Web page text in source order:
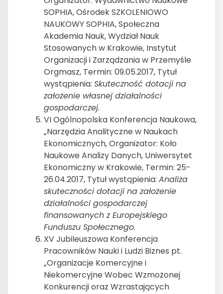
SOPHIA, Ośrodek SZKOLENIOWO
NAUKOWY SOPHIA, Społeczna
Akademia Nauk, Wydział Nauk
Stosowanych w Krakowie, Instytut
Organizacji i Zarządzania w Przemyśle
Orgmasz, Termin: 09.05.2017, Tytuł
wystąpienia: Skuteczność dotacji na
założenie własnej działalności
gospodarczej.
VI Ogólnopolska Konferencja Naukowa,
„Narzędzia Analityczne w Naukach
Ekonomicznych, Organizator: Koło
Naukowe Analizy Danych, Uniwersytet
Ekonomiczny w Krakowie, Termin: 25-
26.04.2017, Tytuł wystąpienia: Analiza
skuteczności dotacji na założenie
działalności gospodarczej
finansowanych z Europejskiego
Funduszu Społecznego.
XV Jubileuszowa Konferencja
Pracowników Nauki i Ludzi Biznes pt.
„Organizacje Komercyjne i
Niekomercyjne Wobec Wzmożonej
Konkurencji oraz Wzrastających